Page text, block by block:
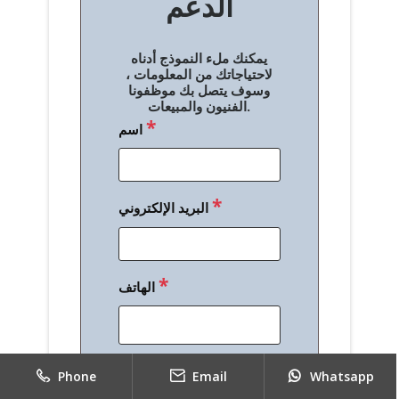
يمكنك ملء النموذج أدناه
لاحتياجاتك من المعلومات ،
وسوف يتصل بك موظفونا
الفنيون والمبيعات.
اسم*
البريد الإلكتروني*
الهاتف*
Phone Email Whatsapp